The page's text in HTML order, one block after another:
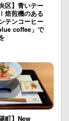
区】青いテー
焙煎機のある
テンコーヒー
coffee」で
町】New